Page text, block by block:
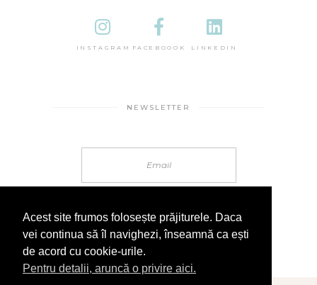
INSTAGRAM FACEBOOOK LINKEDIN
NEWSLETTER
Acest site frumos folosește prăjiturele. Daca
vei continua să îl navighezi, înseamnă ca ești
de acord cu cookie-urile.
Pentru detalii, aruncă o privire aici.